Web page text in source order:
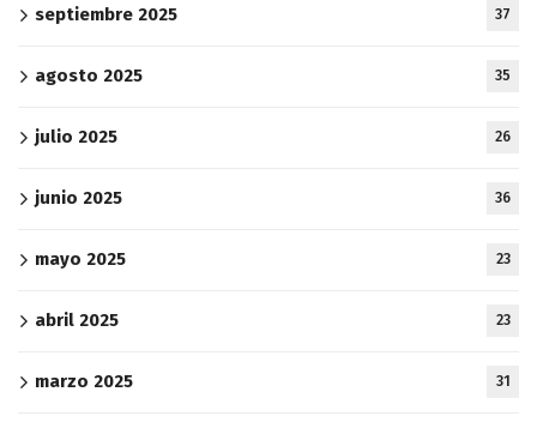
septiembre 2025 37
agosto 2025 35
julio 2025 26
junio 2025 36
mayo 2025 23
abril 2025 23
marzo 2025 31